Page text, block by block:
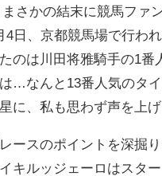
まさかの結末に競馬ファ
4日、京都競馬場で行わ
のは川田将雅騎手の1番
…なんと13番人気のタ
に、私も思わず声を上
ースのポイントを深掘り
キルッジェーロはスタ